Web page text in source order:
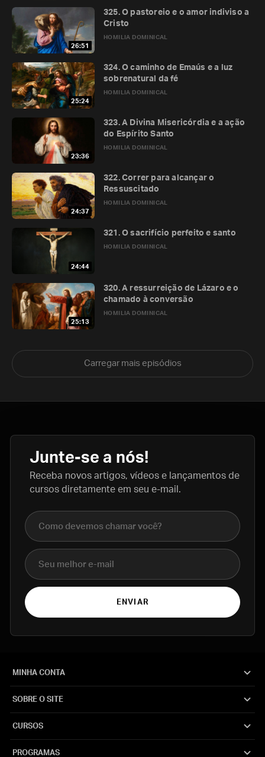
26:51
HOMILIA DOMINICAL
325. O pastoreio e o amor indiviso a
Cristo
25:24
HOMILIA DOMINICAL
324. O caminho de Emaús e a luz
sobrenatural da fé
23:36
HOMILIA DOMINICAL
323. A Divina Misericórdia e a ação
do Espírito Santo
24:37
HOMILIA DOMINICAL
322. Correr para alcançar o
Ressuscitado
24:44
HOMILIA DOMINICAL
321. O sacrifício perfeito e santo
25:13
HOMILIA DOMINICAL
320. A ressurreição de Lázaro e o
chamado à conversão
Carregar mais episódios
Junte-se a nós!
Receba novos artigos, vídeos e lançamentos de
cursos diretamente em seu e-mail.
Nome completo
E-mail
ENVIAR
MINHA CONTA
SOBRE O SITE
CURSOS
PROGRAMAS